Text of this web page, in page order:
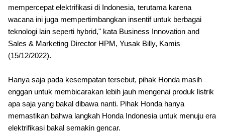
mempercepat elektrifikasi di Indonesia, terutama karena
wacana ini juga mempertimbangkan insentif untuk berbagai
teknologi lain seperti hybrid," kata Business Innovation and
Sales & Marketing Director HPM, Yusak Billy, Kamis
(15/12/2022).
Hanya saja pada kesempatan tersebut, pihak Honda masih
enggan untuk membicarakan lebih jauh mengenai produk listrik
apa saja yang bakal dibawa nanti. Pihak Honda hanya
memastikan bahwa langkah Honda Indonesia untuk menuju era
elektrifikasi bakal semakin gencar.